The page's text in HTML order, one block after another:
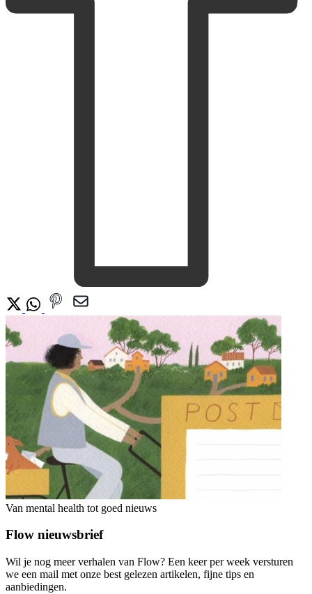
Van mental health tot goed nieuws
Flow nieuwsbrief
Wil je nog meer verhalen van Flow? Een keer per week versturen
we een mail met onze best gelezen artikelen, fijne tips en
aanbiedingen.